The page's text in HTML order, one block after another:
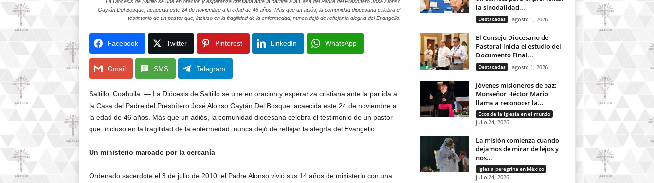
La Diócesis de Saltillo se une en oración y esperanza cristiana ante la partida a la Casa del Padre del Presbítero José Alonso
Gaytán Del Bosque, acaecida este 24 de noviembre a la edad de 46 años. Más que un adiós, la comunidad diocesana celebra el
testimonio de un pastor que, incluso en la fragilidad de la enfermedad, nunca dejó de reflejar la alegría del Evangelio.
Facebook Twitter Pinterest LinkedIn WhatsApp
Gmail SMS Telegram
Saltillo, Coahuila. — La Diócesis de Saltillo se une en oración y esperanza cristiana ante la partida a
la Casa del Padre del Presbítero José Alonso Gaytán Del Bosque, acaecida este 24 de noviembre a
la edad de 46 años. Más que un adiós, la comunidad diocesana celebra el testimonio de un pastor
que, incluso en la fragilidad de la enfermedad, nunca dejó de reflejar la alegría del Evangelio.
Un ministerio marcado por la cercanía
Ordenado sacerdote el 3 de julio de 2010, el Padre Alonso vivió sus 14 años de ministerio con una
la sinodalidad...
Destacadas agosto 1, 2026
El Consejo Diocesano de
Pastoral inicia el estudio del
Documento Final...
Destacadas agosto 1, 2026
Jóvenes misioneros de paz:
Monseñor Héctor Mario
llama a reconocer la...
Ecos de la Iglesia en el mundo
julio 24, 2026
La misión comienza cuando
dejamos de mirar de lejos y
nos...
Iglesia peregrina en México
julio 24, 2026